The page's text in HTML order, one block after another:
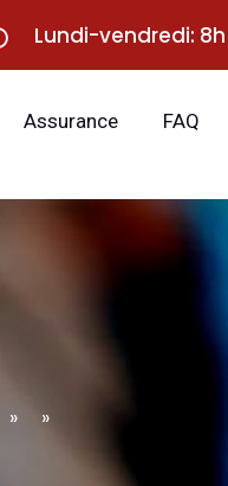
Lundi-vendredi: 8h
Assurance FAQ
» »